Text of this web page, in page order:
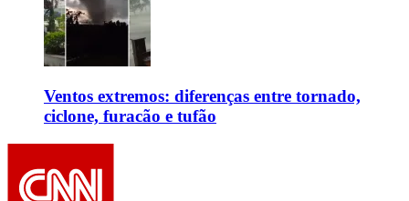
Ventos extremos: diferenças entre tornado,
ciclone, furacão e tufão